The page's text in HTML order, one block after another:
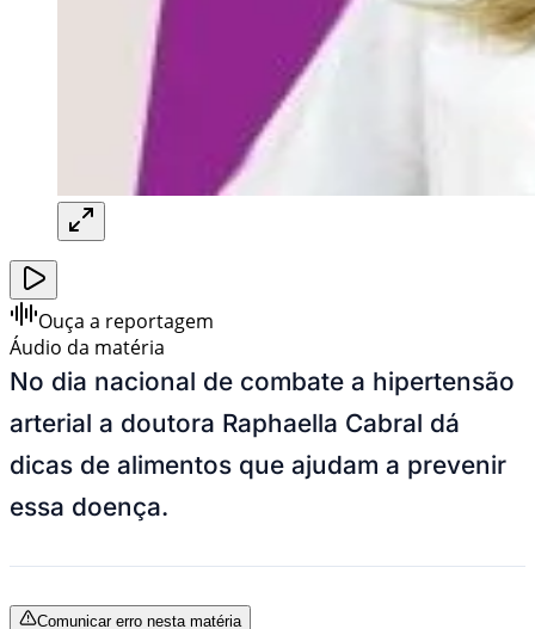
Ouça a reportagem
Áudio da matéria
No dia nacional de combate a hipertensão
arterial a doutora Raphaella Cabral dá
dicas de alimentos que ajudam a prevenir
essa doença.
Comunicar erro nesta matéria